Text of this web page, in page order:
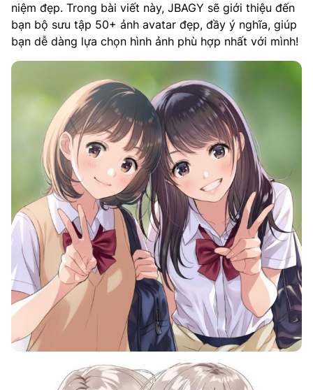
niệm đẹp. Trong bài viết này, JBAGY sẽ giới thiệu đến
bạn bộ sưu tập 50+ ảnh avatar đẹp, đầy ý nghĩa, giúp
bạn dễ dàng lựa chọn hình ảnh phù hợp nhất với mình!